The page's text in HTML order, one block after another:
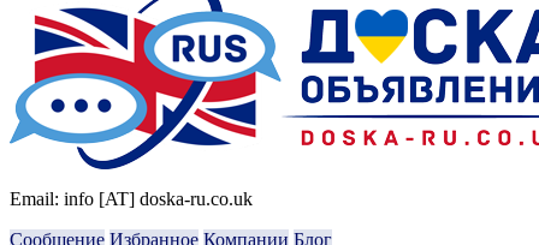
Email: info [AT] doska-ru.co.uk
Сообщение Избранное Компании Блог